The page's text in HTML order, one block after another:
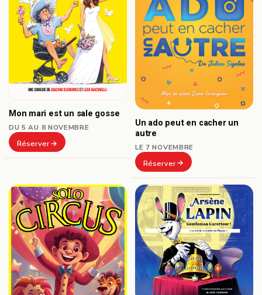
Mon mari est un sale gosse
DU 5 AU 8 NOVEMBRE
Réserver
Un ado peut en cacher un
autre
LE 7 NOVEMBRE
Réserver